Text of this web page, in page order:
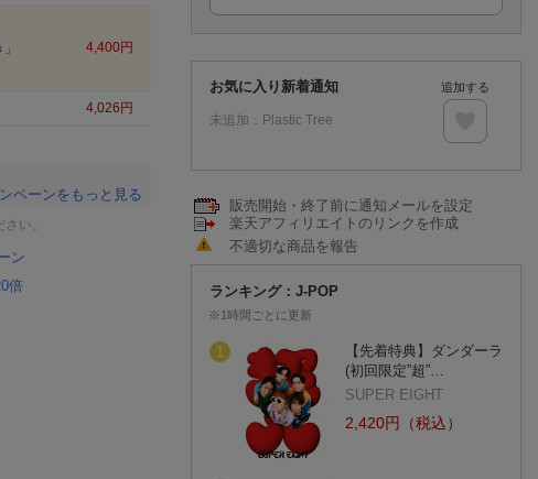
4,400円
4,026 円
ペーンをもっと見る
い。
ン
倍
お気に入り新着通知
未追加： Plastic Tree
追加する
販売開始・終了前に通知メールを設定
楽天アフィリエイトのリンクを作成
不適切な商品を報告
ランキング：J-POP
※1時間ごとに更新
1
【先着特典】ダンダーラ
(初回限定”超”…
SUPER EIGHT
2,420円（税込）